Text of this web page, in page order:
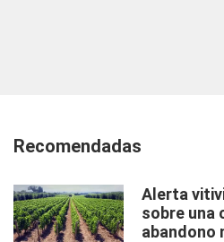
Recomendadas
Alerta
sobre una
abandono